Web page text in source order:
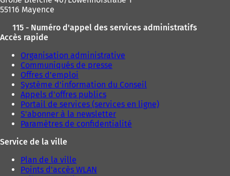
55116 Mayence
115 - Numéro d'appel des services administratifs
Accès rapide
Organisation administrative
Communiqués de presse
Offres d'emploi
Système d'information du Conseil
Appels d'offres publics
Portail de services (services en ligne)
S'abonner à la newsletter
Paramètres de confidentialité
Service de la ville
Plan de la ville
Points d'accès WLAN